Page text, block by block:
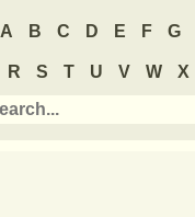
A B C D E F G
R S T U V W X